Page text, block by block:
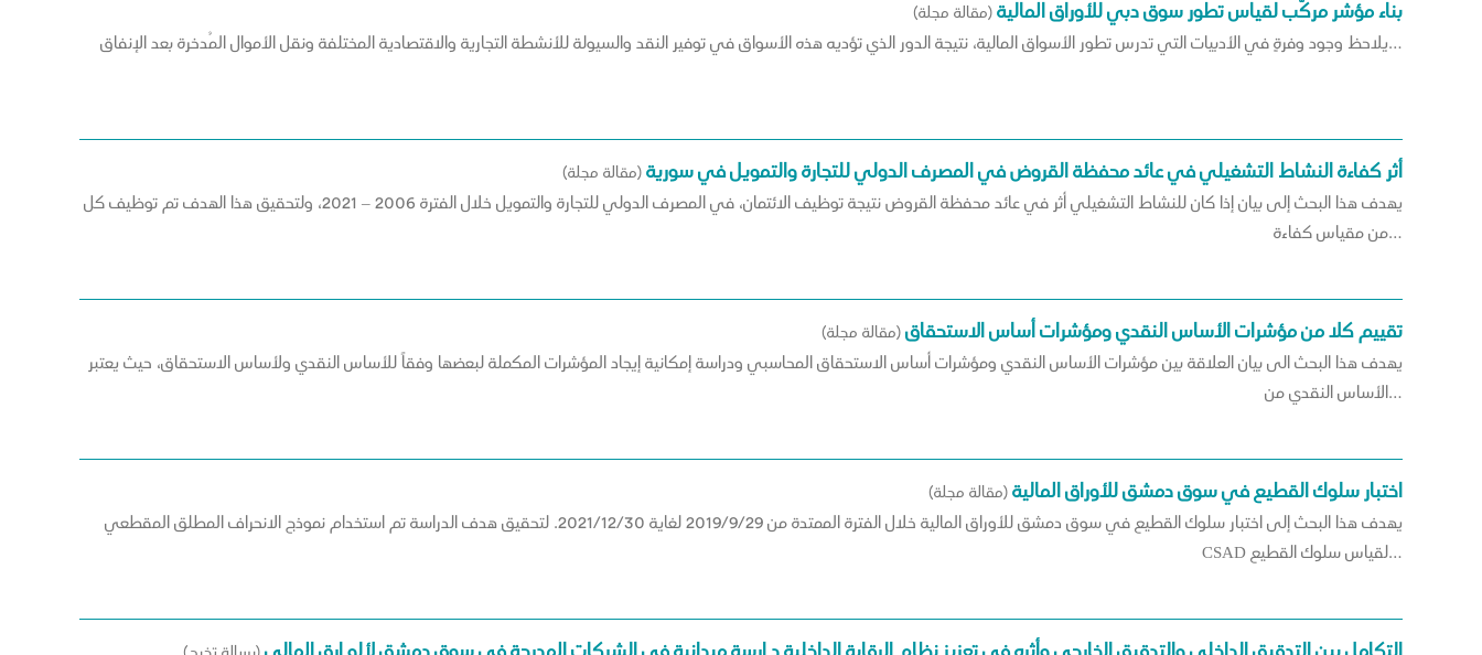
بناء مؤشر مركّب لقياس تطور سوق دبي للأوراق المالية(مقالة مجلة)
يلاحظ وجود وفرةٍ في الأدبيات التي تدرس تطور الأسواق المالية، نتيجة الدور الذي تؤديه هذه الأسواق في توفير النقد والسيولة للأنشطة التجارية والاقتصادية المختلفة ونقل الأموال المُدخرة بعد الإنفاق…
أثر كفاءة النشاط التشغيلي في عائد محفظة القروض في المصرف الدولي للتجارة والتمويل في سورية(مقالة مجلة)
يهدف هذا البحث إلى بيان إذا كان للنشاط التشغيلي أثر في عائد محفظة القروض نتيجة توظيف الائتمان، في المصرف الدولي للتجارة والتمويل خلال الفترة 2006 – 2021، ولتحقيق هذا الهدف تم توظيف كل
من مقياس كفاءة…
تقييم كلا من مؤشرات الأساس النقدي ومؤشرات أساس الاستحقاق(مقالة مجلة)
يهدف هذا البحث الى بيان العلاقة بين مؤشرات الأساس النقدي ومؤشرات أساس الاستحقاق المحاسبي ودراسة إمكانية إيجاد المؤشرات المكملة لبعضها وفقاً للأساس النقدي ولأساس الاستحقاق، حيث يعتبر
الأساس النقدي من…
اختبار سلوك القطيع في سوق دمشق للأوراق المالية(مقالة مجلة)
يهدف هذا البحث إلى اختبار سلوك القطيع في سوق دمشق للأوراق المالية خلال الفترة الممتدة من 2019/9/29 لغاية 2021/12/30. لتحقيق هدف الدراسة تم استخدام نموذج الانحراف المطلق المقطعي
CSAD لقياس سلوك القطيع…